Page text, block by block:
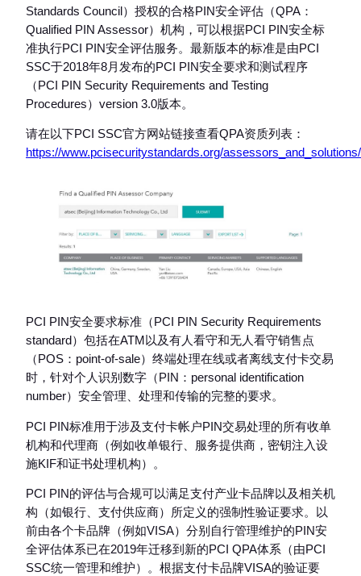
Standards Council）授权的合格PIN安全评估（QPA：
Qualified PIN Assessor）机构，可以根据PCI PIN安全标
准执行PCI PIN安全评估服务。最新版本的标准是由PCI
SSC于2018年8月发布的PCI PIN安全要求和测试程序
（PCI PIN Security Requirements and Testing
Procedures）version 3.0版本。
请在以下PCI SSC官方网站链接查看QPA资质列表：
https://www.pcisecuritystandards.org/
PCI PIN安全要求标准（PCI PIN Security Requirements
standard）包括在ATM以及有人看守和无人看守销售点
（POS：point-of-sale）终端处理在线或者离线支付卡交易
时，针对个人识别数字（PIN：personal identification
number）安全管理、处理和传输的完整的要求。
PCI PIN标准用于涉及支付卡帐户PIN交易处理的所有收单
机构和代理商（例如收单银行、服务提供商，密钥注入设
施KIF和证书处理机构）。
PCI PIN的评估与合规可以满足支付产业卡品牌以及相关机
构（如银行、支付供应商）所定义的强制性验证要求。以
前由各个卡品牌（例如VISA）分别自行管理维护的PIN安
全评估体系已在2019年迁移到新的PCI QPA体系（由PCI
SSC统一管理和维护）。根据支付卡品牌VISA的验证要